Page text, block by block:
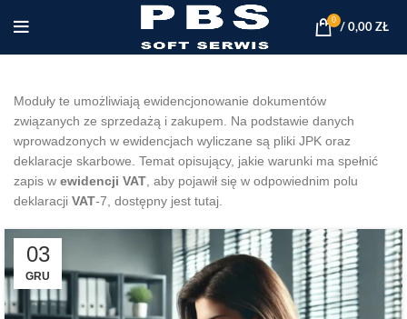
0
/ 0,00 ZŁ
Moduły te umożliwiają ewidencjonowanie dokumentów
związanych ze sprzedażą i zakupem. Na podstawie danych
wprowadzonych w ewidencjach wyliczane są pliki JPK oraz
deklaracje skarbowe. Temat opisujący, jakie warunki ma spełnić
zapis w ewidencji VAT , aby pojawił się w odpowiednim polu
deklaracji VAT-7, dostępny jest tutaj.
03
GRU